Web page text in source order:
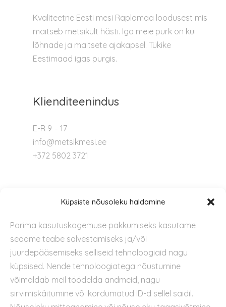
Küpsiste nõusoleku haldamine
Parima kasutuskogemuse pakkumiseks kasutame
seadme teabe salvestamiseks ja/või
juurdepääsemiseks selliseid tehnoloogiaid nagu
küpsised. Nende tehnoloogiatega nõustumine
võimaldab meil töödelda andmeid, nagu
sirvimiskäitumine või kordumatud ID-d sellel saidil.
Kvaliteetne Eesti mesi Raplamaa loodusest mis
maitseb metsikult hästi. Iga meie purk on kui
lõhnade ja maitsete ajakapsel. Tükike
Eestimaad igas purgis.
Klienditeenindus
E-R 9 – 17
info@metsikmesi.ee
+372 5802 3721
Kontakt
Privaatsuspoliitika
Kasutustingimused
Küpsiste kasutamise poliitika